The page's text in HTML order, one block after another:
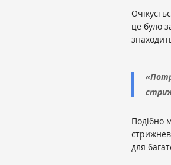
це було
Подібно
для